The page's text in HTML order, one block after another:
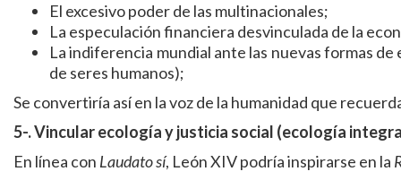
El excesivo poder de las multinacionales;
La especulación financiera desvinculada de la
La indiferencia mundial ante las nuevas formas
de seres humanos);
Se convertiría así en la voz de la humanidad que
5-. Vincular ecología y justicia social (ecología
En línea con Laudato sí, León XIV podría inspirarse en la